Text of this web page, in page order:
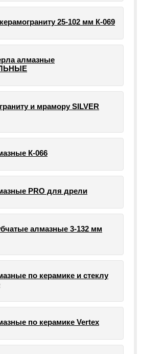
25-102 мм К-069
алмазные
и мрамору SILVER
К-066
PRO для дрели
алмазные 3-132 мм
по керамике и стеклу
по керамике Vertex